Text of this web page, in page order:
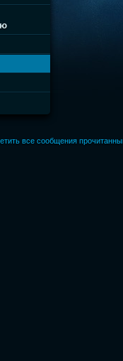
все сообщения